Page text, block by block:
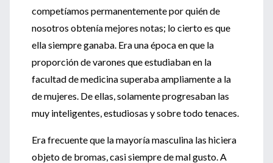
competíamos permanentemente por quién de
nosotros obtenía mejores notas; lo cierto es que
ella siempre ganaba. Era una época en que la
proporción de varones que estudiaban en la
facultad de medicina superaba ampliamente a la
de mujeres. De ellas, solamente progresaban las
muy inteligentes, estudiosas y sobre todo tenaces.
Era frecuente que la mayoría masculina las hiciera
objeto de bromas, casi siempre de mal gusto. A